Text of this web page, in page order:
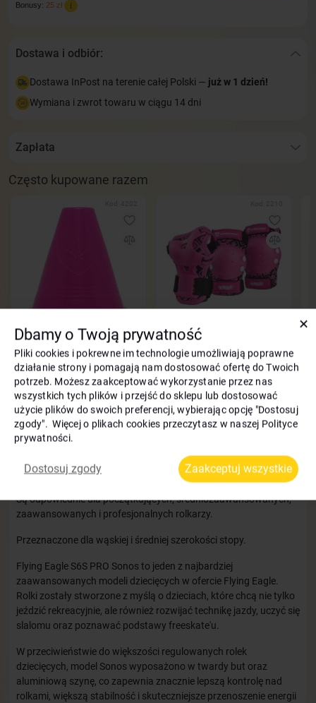
Bonusy: 25 zł
Dostawa i odbiór:
Dostawa InPost na terenie całej Polski — już w 1 dzień!
Wymiana i zwrot towaru w ciągu 14 dni
Zapłata
Często kupowane razem
Pachołki kubki do slalomu
Flying Eagle różowy 10 szt
35zł
Ochraniacze na rolki dla
dziewczynki Flying Eagle Celler
Pro Junior różowe
130zł -8%
120zł
Opis Rolki dla dziewczynki regulowane Flying
Rolki nadają się do fitnessu, freeskate i slalomu.
Są odpowiednie dla początkujących, średniozaawansowanych,
zaawansowanych i profesjonalnych rolkarzy.
Przeznaczone dla wąskiej i średniej szerokości stopy.
Flying Eagle S6S PRO Sonos to jeden z najbardziej
zaawansowanych modeli dziecięcych w ofercie Flying Eagle.
Rolki zostały stworzone z myślą o dzieciach, które chcą nie tylko
jeździć rekreacyjnie, ale również rozwijać technikę jazdy, uczyć się
slalomu oraz poznawać podstawy freeskate'u.
W przeciwieństwie do większości regulowanych rolek
dziecięcych, model Sonos wyposażono w twardy but oraz
aluminiową szynę, co zapewnia znacznie lepszą kontrolę nad
rolkami, większą stabilność i skuteczniejsze przenoszenie energii
✕
Dbamy o Twoją prywatność
Pliki cookies i pokrewne im technologie umożliwiają poprawne
działanie strony i pomagają nam dostosować ofertę do Twoich
potrzeb. Możesz zaakceptować wykorzystanie przez nas
wszystkich tych plików i przejść do sklepu lub dostosować
użycie plików do swoich preferencji, wybierając opcję "Dostosuj
zgody". Więcej o plikach cookies przeczytasz w naszej Polityce
prywatności.
Dostosuj zgody Zaakceptuj wszystkie